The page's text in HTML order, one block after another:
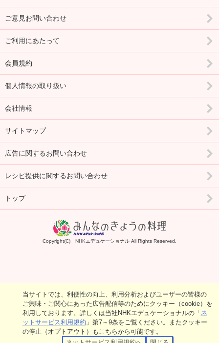
ご意見お問い合わせ
ご利用にあたって
会員規約
個人情報の取り扱い
会社情報
サイトマップ
広告に関するお問い合わせ
レシピ提供に関するお問い合わせ
トップ
Copyright(C) NHKエデュケーショナル All Rights Reserved.
当サイトでは、利便性の向上、利用分析およびユーザーの皆様の
ご興味・ご関心にあった広告配信等のためにクッキー（cookie）を
利用しております。詳しくは当社NHKエデュケーショナルの「ネ
ットサービス利用規約 」第7～9条をご覧ください。またクッキー
の停止（オプトアウト）もこちらから可能です。